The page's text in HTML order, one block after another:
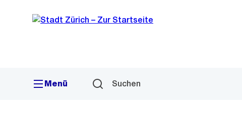
Navigation
Sprunglink
Menü Suchen